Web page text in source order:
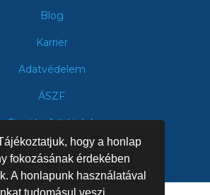
hogy a honlap
fokozásának érdekében
A honlapunk használatával
Blog
Karrier
Adatvédelem
ÁSZF
Fizetési feltételek